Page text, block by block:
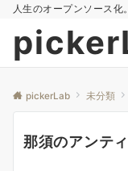
人生のオープンソース化。
pickerLab 未分類
那須のアンテ